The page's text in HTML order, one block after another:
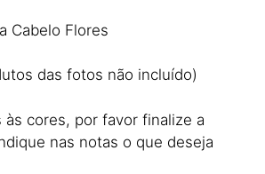
Cabelo Flores
das fotos não incluído)
às cores, por favor finalize a
nas notas o que deseja